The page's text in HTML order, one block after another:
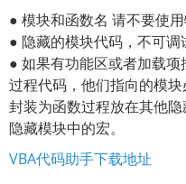
● 模块和函数名 请不要使
● 隐藏的模块代码，不可调
● 如果有功能区或者加载
过程代码，他们指向的模
封装为函数过程放在其他
隐藏模块中的宏。
VBA代码助手下载地址